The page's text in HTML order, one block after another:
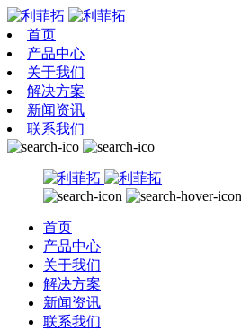
首页
产品中心
关于我们
解决方案
新闻资讯
联系我们
首页
产品中心
关于我们
解决方案
新闻资讯
联系我们